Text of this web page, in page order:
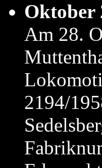
Oktober
Am 28.
2194/